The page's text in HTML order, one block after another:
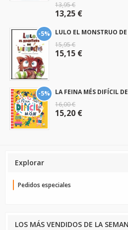
13,95 €
13,25 €
-5%
LULO EL MONSTRUO
15,95 €
15,15 €
-5%
LA FEINA MÉS DIFÍCIL
16,00 €
15,20 €
Explorar
Pedidos especiales
LOS MÁS VENDIDOS DE LA